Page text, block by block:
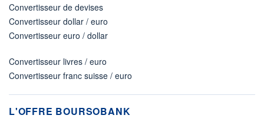
Convertisseur de devises
Convertisseur dollar / euro
Convertisseur euro / dollar
Convertisseur livres / euro
Convertisseur franc suisse / euro
L'OFFRE BOURSOBANK